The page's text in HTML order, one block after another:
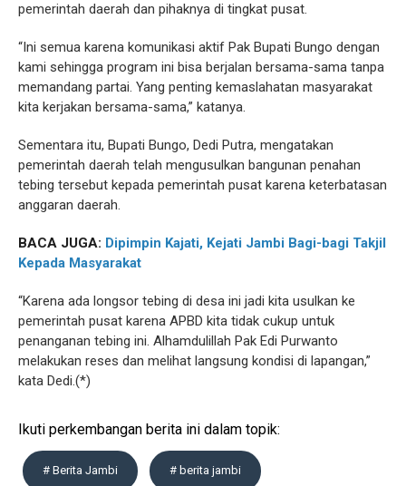
pemerintah daerah dan pihaknya di tingkat pusat.
“Ini semua karena komunikasi aktif Pak Bupati Bungo dengan
kami sehingga program ini bisa berjalan bersama-sama tanpa
memandang partai. Yang penting kemaslahatan masyarakat
kita kerjakan bersama-sama,” katanya.
Sementara itu, Bupati Bungo, Dedi Putra, mengatakan
pemerintah daerah telah mengusulkan bangunan penahan
tebing tersebut kepada pemerintah pusat karena keterbatasan
anggaran daerah.
BACA JUGA: Dipimpin Kajati, Kejati Jambi Bagi-bagi Takjil
Kepada Masyarakat
“Karena ada longsor tebing di desa ini jadi kita usulkan ke
pemerintah pusat karena APBD kita tidak cukup untuk
penanganan tebing ini. Alhamdulillah Pak Edi Purwanto
melakukan reses dan melihat langsung kondisi di lapangan,”
kata Dedi.(*)
Ikuti perkembangan berita ini dalam topik:
# Berita Jambi # berita jambi